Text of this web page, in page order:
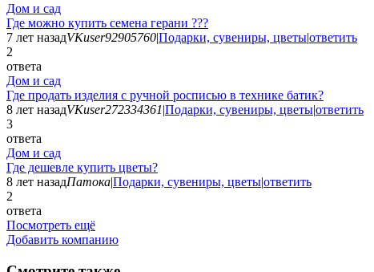
Дом и сад
Где можно купить семена герани ???
7 лет назадVKuser92905760|Подарки, сувениры, цветы|ответить
2
ответа
Дом и сад
Где продать изделия с ручной росписью в технике батик?
8 лет назадVKuser272334361|Подарки, сувениры, цветы|ответить
3
ответа
Дом и сад
Где дешевле купить цветы?
8 лет назадПатока|Подарки, сувениры, цветы|ответить
2
ответа
Посмотреть ещё
Добавить компанию